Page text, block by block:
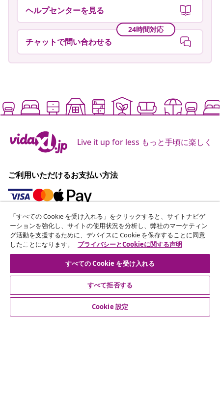
ヘルプセンターを見る
24時間対応
チャットで問い合わせる
Live it up for less もっと手頃に楽しく
ご利用いただけるお支払い方法
ニュースレターに登録する
70万人以上のユーザーと一緒に、vidaXLから毎週のお得
な情報や季節限定セール、新着情報を受け取りましょう。
公式SNSアカウント
「すべての Cookie を受け入れる」をクリックすると、サイトナビゲ
ーションを強化し、サイトの使用状況を分析し、弊社のマーケティン
グ活動を支援するために、デバイスに Cookie を保存することに同意
したことになります。
プライバシーとCookieに関する声明
すべての Cookie を受け入れる
すべて拒否する
Cookie 設定